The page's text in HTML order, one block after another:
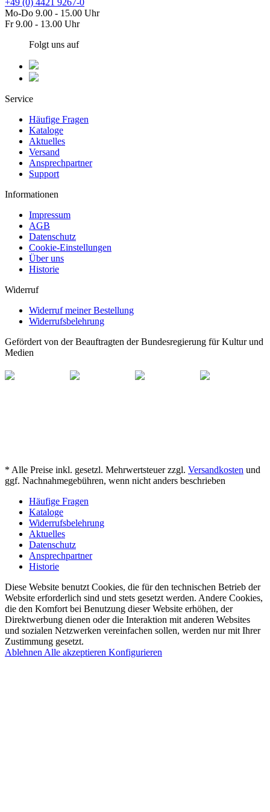
Mo-Do 9.00 - 15.00 Uhr
Fr 9.00 - 13.00 Uhr
Folgt uns auf
Service
Häufige Fragen
Kataloge
Aktuelles
Versand
Ansprechpartner
Support
Informationen
Impressum
AGB
Datenschutz
Cookie-Einstellungen
Über uns
Historie
Widerruf
Widerruf meiner Bestellung
Widerrufsbelehrung
Gefördert von der Beauftragten der Bundesregierung für Kultur und
Medien
* Alle Preise inkl. gesetzl. Mehrwertsteuer zzgl. Versandkosten und
ggf. Nachnahmegebühren, wenn nicht anders beschrieben
Häufige Fragen
Kataloge
Widerrufsbelehrung
Aktuelles
Datenschutz
Ansprechpartner
Historie
Diese Website benutzt Cookies, die für den technischen Betrieb der
Website erforderlich sind und stets gesetzt werden. Andere Cookies,
die den Komfort bei Benutzung dieser Website erhöhen, der
Direktwerbung dienen oder die Interaktion mit anderen Websites
und sozialen Netzwerken vereinfachen sollen, werden nur mit Ihrer
Zustimmung gesetzt.
Ablehnen Alle akzeptieren Konfigurieren